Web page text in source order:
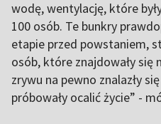
wodę, wentylację, które
100 osób. Te bunkry
etapie przed powstaniem,
osób, które znajdowały się
zrywu na pewno znalazły
próbowały ocalić życie” -